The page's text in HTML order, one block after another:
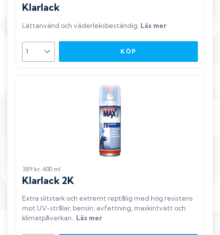
Klarlack
Lättanvänd och väderleksbeständig Läs mer
KÖP
389 kr, 400 ml
Klarlack 2K
Extra slitstark och extremt reptålig med hög resistens
mot UV-strålar, bensin, avfettning, maskintvätt och
klimatpåverkan.. Läs mer